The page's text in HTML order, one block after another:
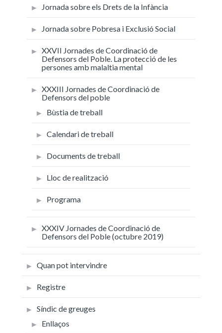
Jornada sobre els Drets de la Infància
Jornada sobre Pobresa i Exclusió Social
XXVII Jornades de Coordinació de
Defensors del Poble. La protecció de les
persones amb malaltia mental
XXXIII Jornades de Coordinació de
Defensors del poble
Bùstia de treball
Calendari de treball
Documents de treball
Lloc de realització
Programa
XXXIV Jornades de Coordinació de
Defensors del Poble (octubre 2019)
Quan pot intervindre
Registre
Síndic de greuges
Enllaços